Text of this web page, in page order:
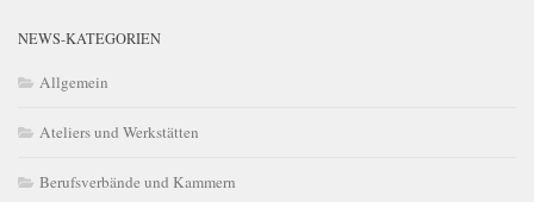
NEWS-KATEGORIEN
Allgemein
Ateliers und Werkstätten
Berufsverbände und Kammern